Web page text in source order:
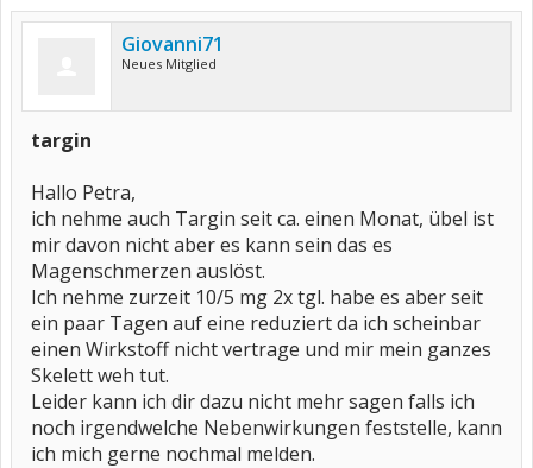
Giovanni71
Neues Mitglied
targin
Hallo Petra,
ich nehme auch Targin seit ca. einen Monat, übel ist
mir davon nicht aber es kann sein das es
Magenschmerzen auslöst.
Ich nehme zurzeit 10/5 mg 2x tgl. habe es aber seit
ein paar Tagen auf eine reduziert da ich scheinbar
einen Wirkstoff nicht vertrage und mir mein ganzes
Skelett weh tut.
Leider kann ich dir dazu nicht mehr sagen falls ich
noch irgendwelche Nebenwirkungen feststelle, kann
ich mich gerne nochmal melden.